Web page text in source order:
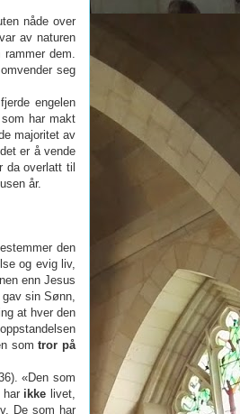
nåde over
av naturen
dem.
seg
engelen
har makt
majoritet av
er å vende
da overlatt til
år.
den
og evig liv,
enn Jesus
sin Sønn,
at hver den
somtror på
«Den som
ikke livet,
De som har